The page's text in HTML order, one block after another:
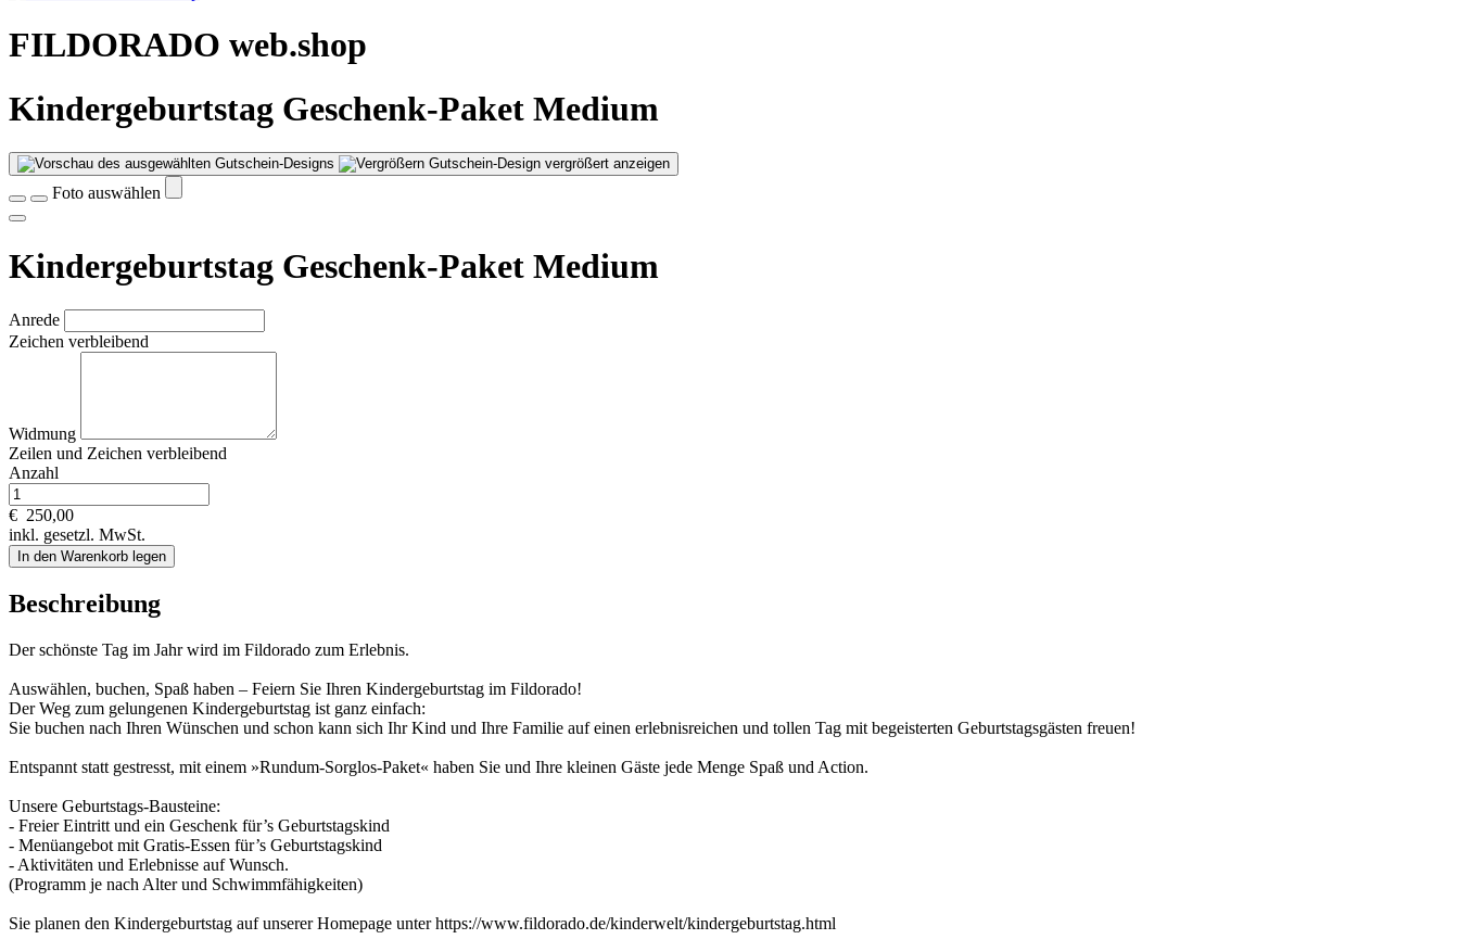
FILDORADO web.shop
Kindergeburtstag Geschenk-Paket Medium
Gutschein-Design vergrößert anzeigen
Foto auswählen
Kindergeburtstag Geschenk-Paket Medium
Anrede
Zeichen verbleibend
Widmung
Zeilen und Zeichen verbleibend
Anzahl
€ 250,00
inkl. gesetzl. MwSt.
In den Warenkorb legen
Beschreibung
Der schönste Tag im Jahr wird im Fildorado zum Erlebnis.
Auswählen, buchen, Spaß haben – Feiern Sie Ihren Kindergeburtstag im Fildorado!
Der Weg zum gelungenen Kindergeburtstag ist ganz einfach:
Sie buchen nach Ihren Wünschen und schon kann sich Ihr Kind und Ihre Familie auf einen erlebnisreichen und tollen Tag mit begeisterten Geburtstagsgästen freuen!
Entspannt statt gestresst, mit einem »Rundum-Sorglos-Paket« haben Sie und Ihre kleinen Gäste jede Menge Spaß und Action.
Unsere Geburtstags-Bausteine:
- Freier Eintritt und ein Geschenk für’s Geburtstagskind
- Menüangebot mit Gratis-Essen für’s Geburtstagskind
- Aktivitäten und Erlebnisse auf Wunsch.
(Programm je nach Alter und Schwimmfähigkeiten)
Sie planen den Kindergeburtstag auf unserer Homepage unter https://www.fildorado.de/kinderwelt/kindergeburtstag.html